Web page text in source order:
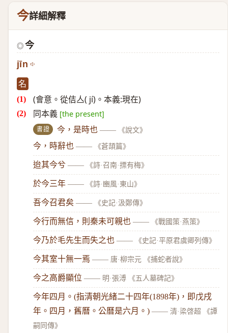
今詳細解釋
◎ 今
jīn
名
(會意。從佶亼( jí)。本義:現在)
同本義 [the present]
書證 今，是時也 —— 《說文》
今，時辭也 —— 《蒼頡篇》
迨其今兮 —— 《詩·召南·摽有梅》
於今三年 —— 《詩·豳風·東山》
吾今召君矣 —— 《史記·汲鄭傳》
今行而無信，則秦未可親也 —— 《戰國策·燕策》
今乃於毛先生而失之也 —— 《史記·平原君虞卿列傳》
今其室十無一焉 —— 唐·柳宗元 《捕蛇者說》
今之高爵顯位 —— 明·張溥 《五人墓碑記》
今年四月。(指清朝光緒二十四年(1898年)，即戊戌
年。四月，舊曆。公曆是六月。) —— 清·梁啓超 《譚
嗣同傳》